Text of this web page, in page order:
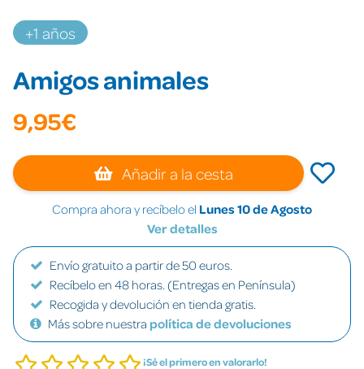
+1 años
Amigos animales
9,95€
Añadir a la cesta
Compra ahora y recíbelo el Lunes 10 de Agosto
Ver detalles
Envío gratuito a partir de 50 euros.
Recíbelo en 48 horas. (Entregas en Península)
Recogida y devolución en tienda gratis.
Más sobre nuestra política de devoluciones
¡Sé el primero en valorarlo!